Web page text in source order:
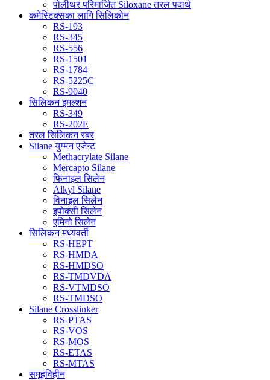
पोलीथर परिमार्जित Siloxane तरल पदार्थ
कमेस्टिक्सका लागि सिलिकोन
RS-193
RS-345
RS-556
RS-1501
RS-1784
RS-5225C
RS-9040
सिलिकन इमल्शन
RS-349
RS-202E
तरल सिलिकन रबर
Silane युग्मन एजेन्ट
Methacrylate Silane
Mercapto Silane
फिनाइल सिलेन
Alkyl Silane
विनाइल सिलेन
इपोक्सी सिलेन
एमिनो सिलेन
सिलिकन मध्यवर्ती
RS-HEPT
RS-HMDA
RS-HMDSO
RS-TMDVDA
RS-VTMDSO
RS-TMDSO
Silane Crosslinker
RS-PTAS
RS-VOS
RS-MOS
RS-ETAS
RS-MTAS
समूहविहीन